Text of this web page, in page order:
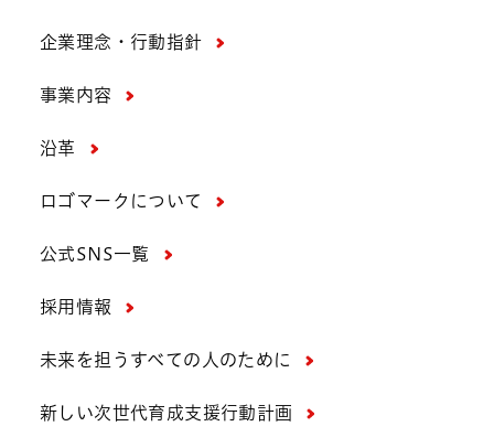
企業理念・行動指針
事業内容
沿革
ロゴマークについて
公式SNS一覧
採用情報
未来を担うすべての人のために
新しい次世代育成支援行動計画